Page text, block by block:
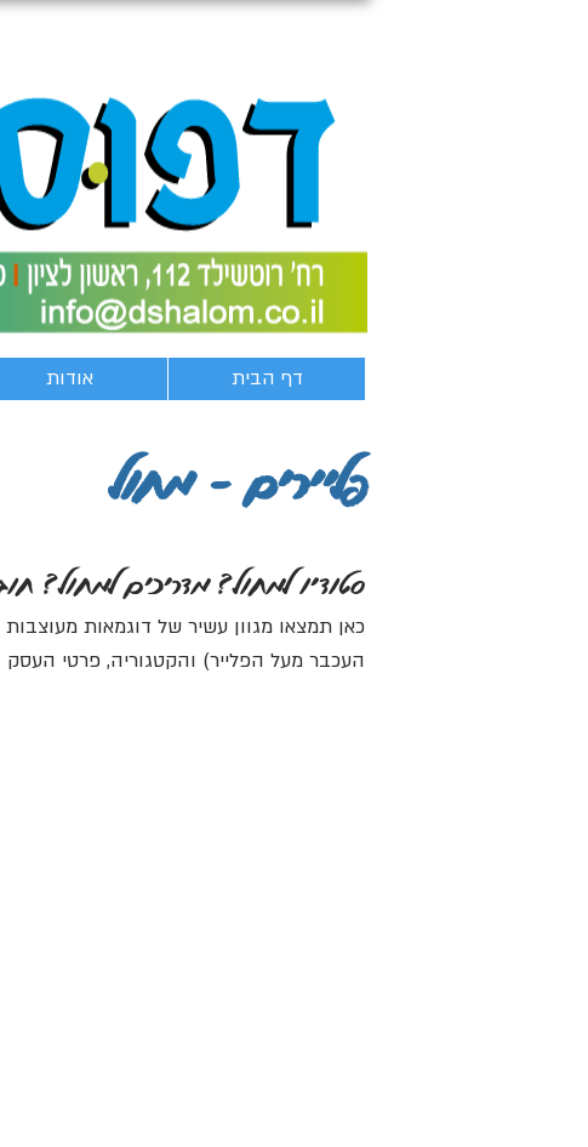
אודות דף הבית
פליירים - מחול
סטודיו למחול? מדריכים למחול?
כאן תמצאו מגוון עשיר של דוגמאות מעוצבות
העכבר מעל הפלייר) והקטגוריה, פרטי העסק